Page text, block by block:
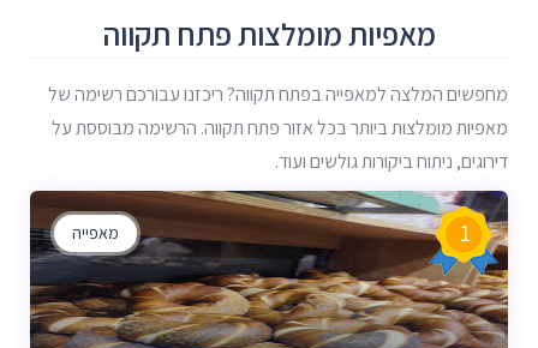
מאפיות מומלצות פתח תקווה
מחפשים המלצה למאפייה בפתח תקווה? ריכזנו עבורכם רשימה של
מאפיות מומלצות ביותר בכל אזור פתח תקווה. הרשימה מבוססת על
דירוגים, ניתוח ביקורות גולשים ועוד.
מאפייה 1